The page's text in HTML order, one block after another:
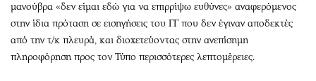
μανούβρα «δεν είμαι εδώ για να επιρρίψω ευθύνες» αναφερόμενος
στην ίδια πρόταση σε εισηγήσεις του ΓΓ που δεν έγιναν αποδεκτές
από την τ/κ πλευρά, και διοχετεύοντας στην ανεπίσημη
πληροφόρηση προς τον Τύπο περισσότερες λεπτομέρειες.